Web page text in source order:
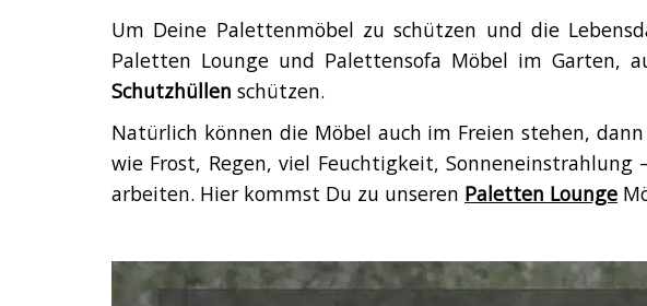
Um Deine Palettenmöbel zu schützen und die
Paletten Lounge und Palettensofa Möbel im Garten,
Schutzhüllen schützen.
Natürlich können die Möbel auch im Freien stehen,
wie Frost, Regen, viel Feuchtigkeit,
arbeiten. Hier kommst Du zu unseren Paletten Lounge